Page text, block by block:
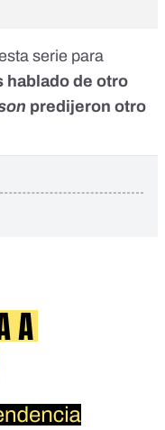
serie para
hablado de otro
predijeron otro